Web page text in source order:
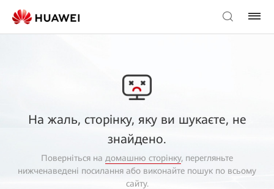
На жаль, сторінку, яку ви шукаєте, не
знайдено.
Поверніться на домашню сторінку, перегляньте
нижченаведені посилання або виконайте пошук по всьому
сайту.